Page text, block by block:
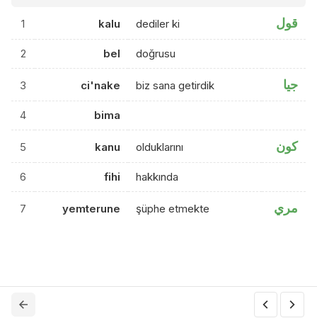
1 kalu dediler ki قول
2 bel doğrusu
3 ci'nake biz sana getirdik جيا
4 bima
5 kanu olduklarını كون
6 fihi hakkında
7 yemterune şüphe etmekte مري